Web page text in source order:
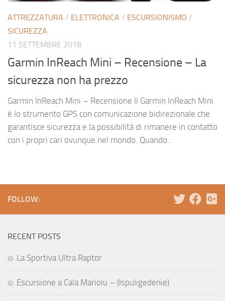
ATTREZZATURA / ELETTRONICA / ESCURSIONISMO /
SICUREZZA
11 SETTEMBRE 2018
Garmin InReach Mini – Recensione – La
sicurezza non ha prezzo
Garmin InReach Mini – Recensione Il Garmin InReach Mini
è lo strumento GPS con comunicazione bidirezionale che
garantisce sicurezza e la possibilità di rimanere in contatto
con i propri cari ovunque nel mondo. Quando...
FOLLOW:
RECENT POSTS
La Sportiva Ultra Raptor
Escursione a Cala Mariolu – (Ispuligedenie)